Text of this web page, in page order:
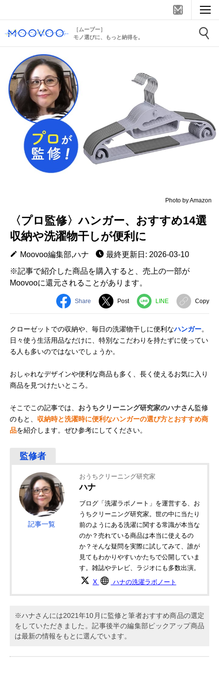
［ムーブー］
モノ選びに、もっと納得を。
Photo by Amazon
〈プロ監修〉ハンガー、おすすめ14選
収納や洗濯物干しが便利に
Moovoo編集部,ハナ
最終更新日: 2026-03-10
※記事で紹介した商品を購入すると、売上の一部が
Moovooに還元されることがあります。
Share Post LINE Copy
クローゼットでの収納や、毎日の洗濯物干しに便利なハンガー。
日々使う生活用品なだけに、特別なこだわりを持たずに使ってい
る人も多いのではないでしょうか。
おしゃれなデザインや便利な商品も多く、長く使えるお気に入り
商品を見つけたいところ。
そこでこの記事では、 おうちクリーニング研究家のハナさん監修
のもと、 収納時と洗濯時に便利なハンガーの選び方とおすすめ商
品を紹介します。ぜひ参考にしてください。
記事一覧
おうちクリーニング研究家
ハナ
ブログ「洗濯ラボノート」を運営する、お
うちクリーニング研究家。世の中に当たり
前のようにある洗濯に関する常識が本当な
のか？売れている商品は本当に使えるの
か？そんな疑問を実際に試してみて、誰が
見てもわかりやすいかたちで公開していま
す。雑誌やテレビ、ラジオにも多数出演。
X ハナの洗濯ラボノート
※ハナさんには2021年10月に監修と筆者おすすめ商品の選定
をしていただきました。記事後半の編集部ピックアップ商品
は最新の情報をもとに選んでいます。